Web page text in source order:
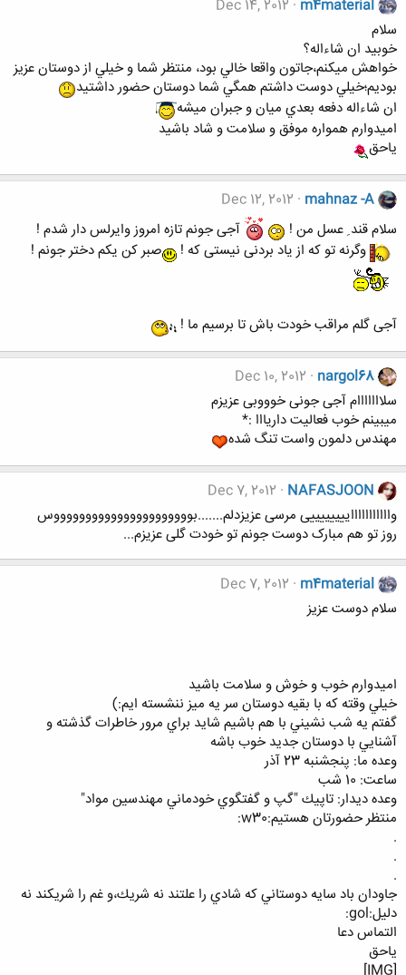
m4material
Dec 14, 2012
سلام
خوبيد ان شاءاله؟
خواهش ميكنم،‌جاتون واقعا خالي بود، منتظر شما و خيلي از دوستان عزيز
بوديم؛‌خيلي دوست داشتم همگي شما دوستان حضور داشتيد
ان شاءاله دفعه بعدي ميان و جبران ميشه
اميدوارم همواره موفق و سلامت و شاد باشيد
ياحق
mahnaz -A
Dec 12, 2012
سلام قند ِ عسل من !
آجی جونم تازه امروز وایرلس دار شدم !
وگرنه تو که از یاد بردنی نیستی که !
صبر کن یکم دختر جونم !
آجی گلم مراقب خودت باش تا برسیم ما !
nargol68
Dec 10, 2012
سلااااااام آجی جونی خوووبی عزیزم
میبینم خوب فعالیت داریااا :*
مهندس دلمون واست تنگ شده
NAFASJOON
Dec 7, 2012
واااااااااااییییییییی مرسی عزیزدلم.......بووووووووووووووووووووووس
روز تو هم مبارک دوست جونم تو خودت گلی عزیزم...
m4material
Dec 7, 2012
سلام دوست عزيز
اميدوارم خوب و خوش و سلامت باشيد
خيلي وقته كه با بقيه دوستان سر يه ميز ننشسته ايم:)
گفتم يه شب نشيني با هم باشيم شايد براي مرور خاطرات گذشته و
آشنايي با دوستان جديد خوب باشه
وعده ما: پنجشنبه 23 آذر
ساعت: 10 شب
وعده ديدار: تاپيك "گپ و گفتگوي خودماني مهندسين مواد"
منتظر حضورتان هستيم:w30:
.
.
.
جاودان باد سايه دوستاني كه شادي را علتند نه شريك،‌و غم را شريكند نه
دليل:gol:
التماس دعا
ياحق